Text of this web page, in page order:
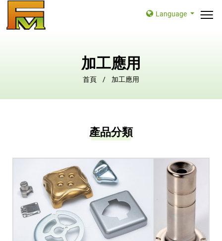
Language
加工應用
首頁 加工應用
產品分類